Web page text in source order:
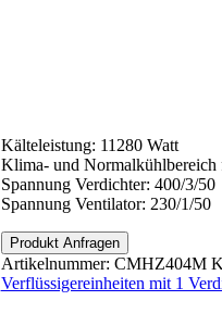
Kälteleistung: 11280 Watt
Klima- und Normalkühlbereich
Spannung Verdichter: 400/3/50
Spannung Ventilator: 230/1/50
Produkt Anfragen
Artikelnummer: CMHZ404M
Verflüssigereinheiten mit 1